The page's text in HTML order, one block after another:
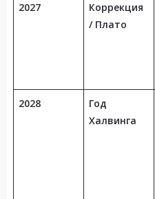
2027
Коррекция
/ Плато
2028
Год
Халвинга